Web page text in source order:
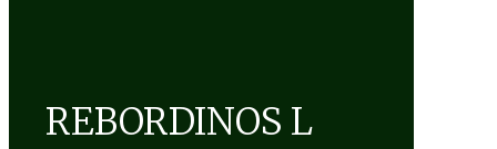
REBORDINOS L